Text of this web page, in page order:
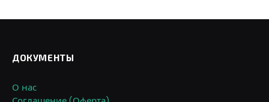
ДОКУМЕНТЫ
О нас